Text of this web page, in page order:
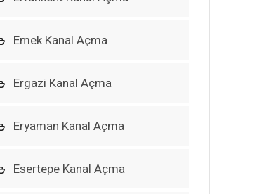
Emek Kanal Açma
Ergazi Kanal Açma
Eryaman Kanal Açma
Esertepe Kanal Açma